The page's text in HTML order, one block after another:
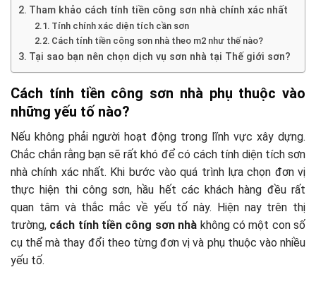
Tham khảo cách tính tiền công sơn nhà chính xác nhất
Tính chính xác diện tích cần sơn
Cách tính tiền công sơn nhà theo m2 như thế nào?
Tại sao bạn nên chọn dịch vụ sơn nhà tại Thế giới sơn?
Cách tính tiền công sơn nhà phụ thuộc vào
những yếu tố nào?
Nếu không phải người hoạt động trong lĩnh vực xây dựng.
Chắc chắn rằng bạn sẽ rất khó để có cách tính diện tích sơn
nhà chính xác nhất. Khi bước vào quá trình lựa chọn đơn vị
thực hiện thi công sơn, hầu hết các khách hàng đều rất
quan tâm và thắc mắc về yếu tố này. Hiện nay trên thị
trường, cách tính tiền công sơn nhà không có một con số
cụ thể mà thay đổi theo từng đơn vị và phụ thuộc vào nhiều
yếu tố.